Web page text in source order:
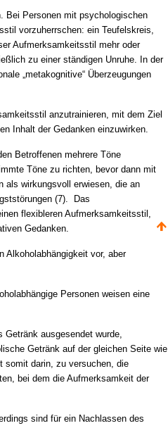
Bei Personen mit psychologischen
vorzuherrschen: ein Teufelskreis,
Aufmerksamkeitsstil mehr oder
zu einer ständigen Unruhe. In der
„metakognitive“ Überzeugungen
anzutrainieren, mit dem Ziel
Inhalt der Gedanken einzuwirken.
Betroffenen mehrere Töne
Töne zu richten, bevor dann mit
als wirkungsvoll erwiesen, die an
(7). Das
flexibleren Aufmerksamkeitsstil,
Gedanken.
Alkoholabhängigkeit vor, aber
Personen weisen eine
ausgesendet wurde,
Getränk auf der gleichen Seite wie
somit darin, zu versuchen, die
bei dem die Aufmerksamkeit der
sind für ein Nachlassen des